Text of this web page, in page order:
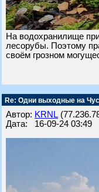
На водохранилище
лесорубы. Поэтому
своём грозном
Re: Одни выходные на
Автор: KRNL
Дата: 16-09-24 03:49